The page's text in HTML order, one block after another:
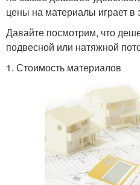
цены на материалы играет
Давайте посмотрим, что
подвесной или натяжной
1. Стоимость материалов